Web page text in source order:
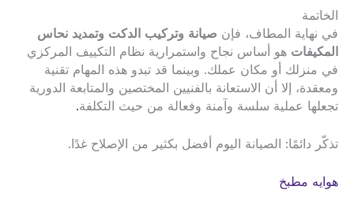
الخاتمة
في نهاية المطاف، فإن صيانة وتركيب الدكت وتمديد نحاس
المكيفات هو أساس نجاح واستمرارية نظام التكييف المركزي
في منزلك أو مكان عملك. وبينما قد تبدو هذه المهام تقنية
ومعقدة، إلا أن الاستعانة بالفنيين المختصين والمتابعة الدورية
تجعلها عملية سلسة وآمنة وفعالة من حيث التكلفة.
تذكّر دائمًا: الصيانة اليوم أفضل بكثير من الإصلاح غدًا.
هوايه مطبخ